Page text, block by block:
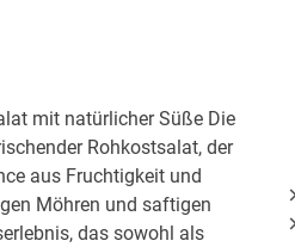
mit natürlicher Süße Die
Rohkostsalat, der
aus Fruchtigkeit und
Möhren und saftigen
das sowohl als